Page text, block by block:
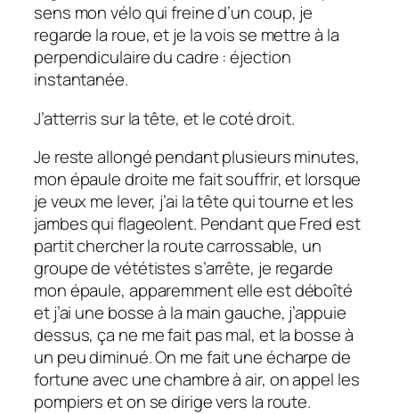
sens mon vélo qui freine d’un coup, je
regarde la roue, et je la vois se mettre à la
perpendiculaire du cadre : éjection
instantanée.
J’atterris sur la tête, et le coté droit.
Je reste allongé pendant plusieurs minutes,
mon épaule droite me fait souffrir, et lorsque
je veux me lever, j’ai la tête qui tourne et les
jambes qui flageolent. Pendant que Fred est
partit chercher la route carrossable, un
groupe de vététistes s’arrête, je regarde
mon épaule, apparemment elle est déboîté
et j’ai une bosse à la main gauche, j’appuie
dessus, ça ne me fait pas mal, et la bosse à
un peu diminué. On me fait une écharpe de
fortune avec une chambre à air, on appel les
pompiers et on se dirige vers la route.